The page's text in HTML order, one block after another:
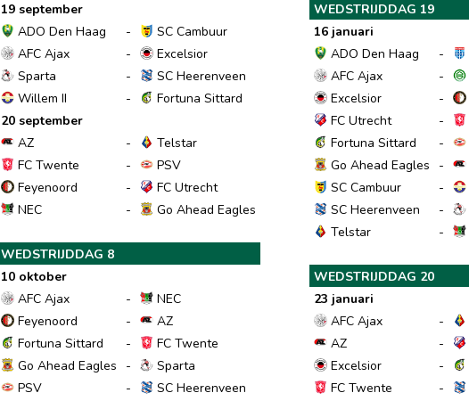
19 september
ADO Den Haag
-
SC Cambuur
AFC Ajax
-
Excelsior
Sparta
-
SC Heerenveen
Willem II
-
Fortuna Sittard
20 september
AZ
-
Telstar
FC Twente
-
PSV
Feyenoord
-
FC Utrecht
NEC
- Go Ahead Eagles
WEDSTRIJDDAG 8
10 oktober
AFC Ajax
-
NEC
Feyenoord
-
AZ
Fortuna Sittard
-
FC Twente
Go Ahead Eagles
-
Sparta
PSV
-
SC Heerenveen
WEDSTRIJDDAG 19
16 januari
ADO Den Haag
-
AFC Ajax
-
Excelsior
-
FC Utrecht
-
Fortuna Sittard
-
Go Ahead Eagles
-
SC Cambuur
-
SC Heerenveen
-
Telstar
-
WEDSTRIJDDAG 20
23 januari
AFC Ajax
-
AZ
-
Excelsior
-
FC Twente
-